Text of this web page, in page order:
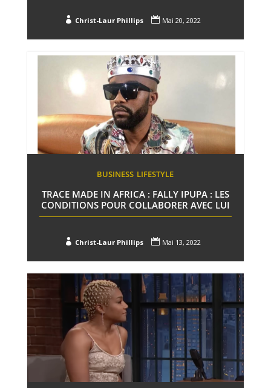
 Christ-Laur Phillips  Mai 20, 2022
BUSINESS LIFESTYLE
TRACE MADE IN AFRICA : FALLY IPUPA : LES
CONDITIONS POUR COLLABORER AVEC LUI
 Christ-Laur Phillips  Mai 13, 2022